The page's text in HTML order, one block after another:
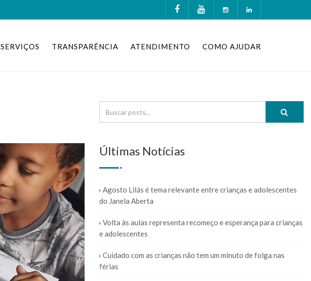
SERVIÇOS TRANSPARÊNCIA ATENDIMENTO COMO AJUDAR
Últimas Notícias
Agosto Lilás é tema relevante entre crianças e adolescentes
do Janela Aberta
Volta às aulas representa recomeço e esperança para crianças
e adolescentes
Cuidado com as crianças não tem um minuto de folga nas
férias